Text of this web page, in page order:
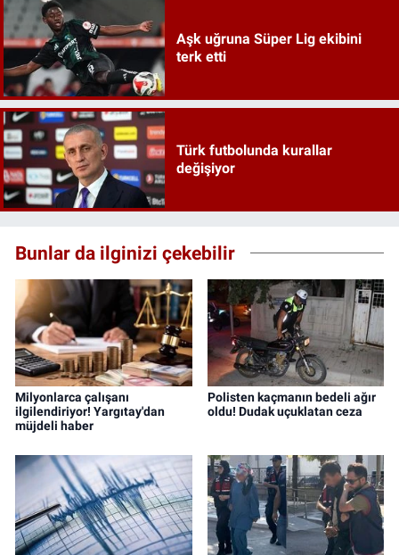
Aşk uğruna Süper Lig ekibini
terk etti
Türk futbolunda kurallar
değişiyor
Bunlar da ilginizi çekebilir
Milyonlarca çalışanı
ilgilendiriyor! Yargıtay'dan
müjdeli haber
Polisten kaçmanın bedeli ağır
oldu! Dudak uçuklatan ceza